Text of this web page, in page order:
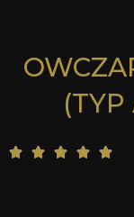
(TYP
    5